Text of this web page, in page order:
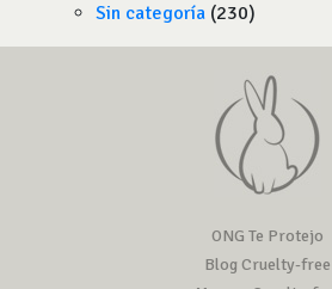
Sin categoría (230)
ONG Te Protejo
Blog Cruelty-free